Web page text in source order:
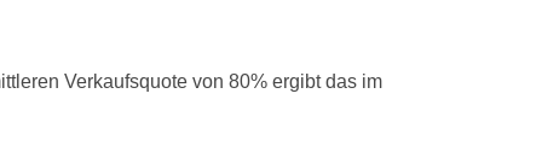
Verkaufsquote von 80% ergibt das im